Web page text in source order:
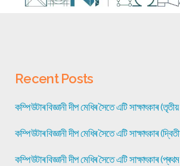
Recent Posts
কম্পিউটাৰ বিজ্ঞানী দীপ মেধিৰ সৈতে এটি সাক্ষাৎকাৰ
কম্পিউটাৰ বিজ্ঞানী দীপ মেধিৰ সৈতে এটি সাক্ষাৎকাৰ
কম্পিউটাৰ বিজ্ঞানী দীপ মেধিৰ সৈতে এটি সাক্ষাৎকাৰ